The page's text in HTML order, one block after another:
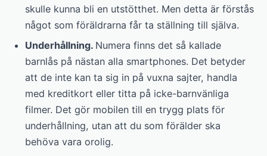
skulle kunna bli en utstötthet. Men detta är förstås
något som föräldrarna får ta ställning till själva.
Underhållning. Numera finns det så kallade
barnlås på nästan alla smartphones. Det betyder
att de inte kan ta sig in på vuxna sajter, handla
med kreditkort eller titta på icke-barnvänliga
filmer. Det gör mobilen till en trygg plats för
underhållning, utan att du som förälder ska
behöva vara orolig.